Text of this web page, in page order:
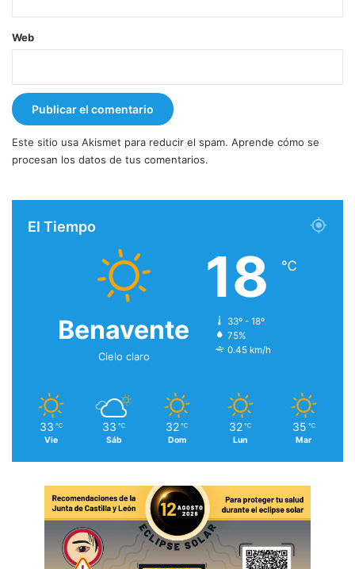
Web
Este sitio usa Akismet para reducir el spam. Aprende cómo se
procesan los datos de tus comentarios.
El Tiempo
Benavente
Cielo claro
18 ℃
33º - 18º
75%
0.45 km/h
33 ℃
Vie
33 ℃
Sáb
32 ℃
Dom
32 ℃
Lun
35 ℃
Mar